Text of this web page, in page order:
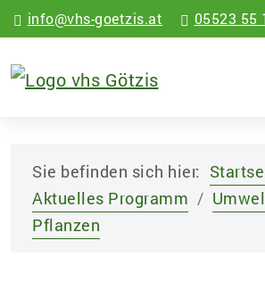
info@vhs-goetzis.at 05523 55
Sie befinden sich hier:
Aktuelles Programm
Pflanzen